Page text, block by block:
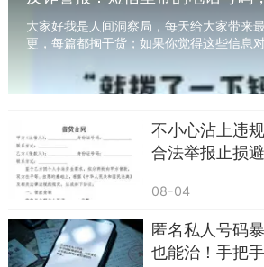
朋友啊，感谢你让我懂得了
在于频繁的见面，而在于那份真
奇奇怪怪的方式，守护着这份难
拨！已有多人中招
大家好我是人间洞察局，每天给大家带来
更，每篇都掏干货；如果你觉得这些信息
不小心沾上违
合法举报止损
08-04
匿名私人号码
也能治！手把